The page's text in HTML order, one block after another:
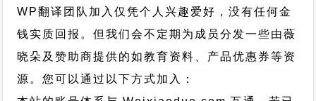
WP翻译团队加入仅凭个人兴趣爱好，没有任何金
钱实质回报。但我们会不定期为成员分发一些由薇
晓朵及赞助商提供的如教育资料、产品优惠券等资
源。您可以通过以下方式加入：